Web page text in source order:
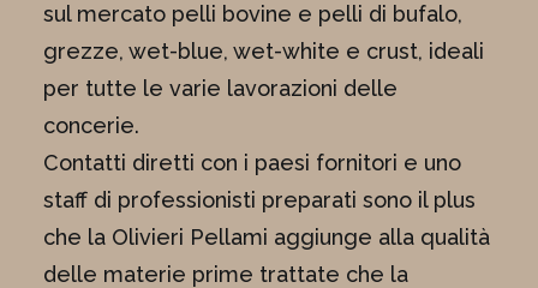
sul mercato pelli bovine e pelli di bufalo,
grezze, wet-blue, wet-white e crust, ideali
per tutte le varie lavorazioni delle
concerie.
Contatti diretti con i paesi fornitori e uno
staff di professionisti preparati sono il plus
che la Olivieri Pellami aggiunge alla qualità
delle materie prime trattate che la